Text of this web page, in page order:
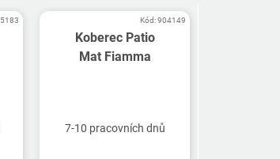
Koberec Patio
Mat Fiamma
7-10 pracovních dnů
Kód:904149